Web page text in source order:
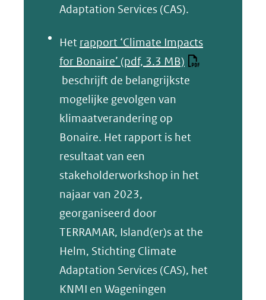
Adaptation Services (CAS).
Het rapport ‘Climate Impacts
for Bonaire’ (pdf, 3.3 MB)
beschrijft de belangrijkste
mogelijke gevolgen van
klimaatverandering op
Bonaire. Het rapport is het
resultaat van een
stakeholderworkshop in het
najaar van 2023,
georganiseerd door
TERRAMAR, Island(er)s at the
Helm, Stichting Climate
Adaptation Services (CAS), het
KNMI en Wageningen